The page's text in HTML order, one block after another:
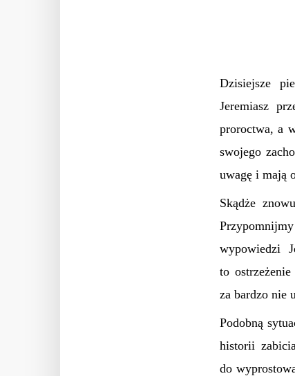
Dzisiejsze
Jeremiasz
proroctwa, a
swojego
uwagę i mają
Skądże
wypowiedzi
to
za bardzo nie
Podobną
historii
do